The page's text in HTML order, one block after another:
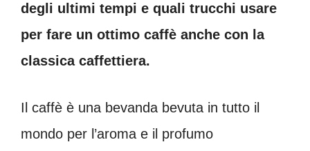
degli ultimi tempi e quali trucchi usare
per fare un ottimo caffè anche con la
classica caffettiera.
Il caffè è una bevanda bevuta in tutto il
mondo per l’aroma e il profumo